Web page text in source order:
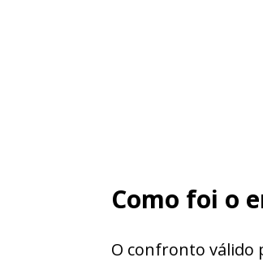
Como foi o
O confronto válido